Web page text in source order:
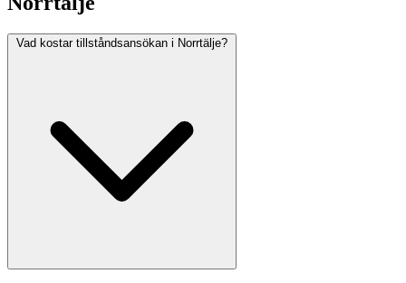
Vad kostar tillståndsansökan i Norrtälje?